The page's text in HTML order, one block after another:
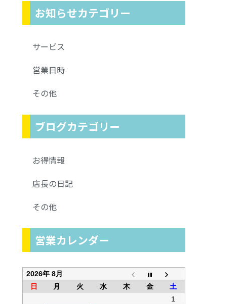
お知らせカテゴリー
サービス
営業日時
その他
ブログカテゴリー
お得情報
店長の日記
その他
営業カレンダー
2026年 8月
日
月 火 水 木 金
土
1